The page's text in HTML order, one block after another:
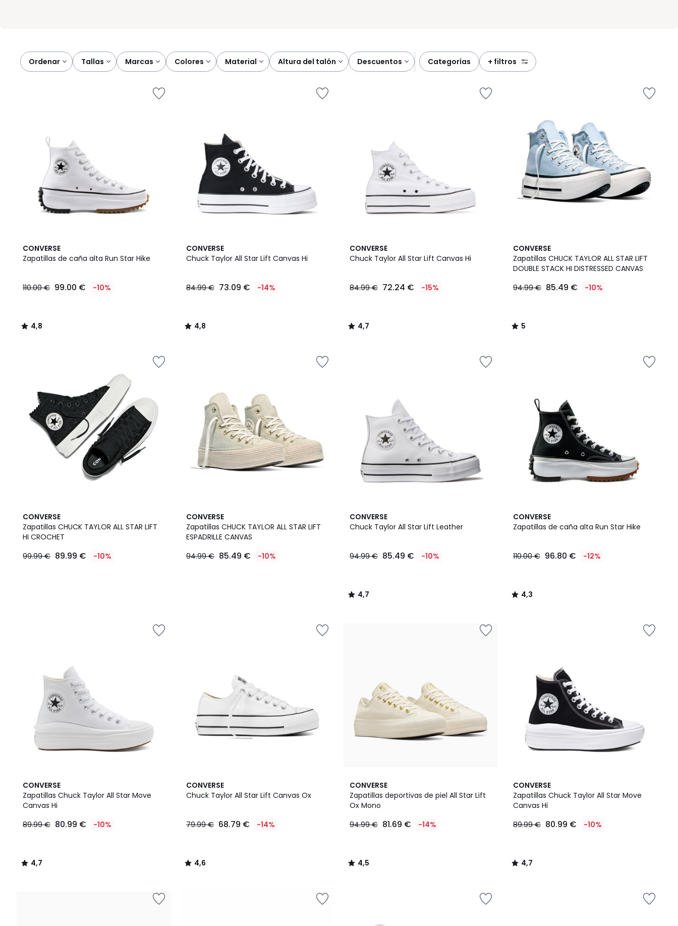
Ordenar tallas marcas colores material altura del talón descuentos categorías + filtros
CONVERSE
Zapatillas de caña alta Run Star Hike
€
110.00
110.00 € 99.00 € -10%
4,8
/ 5
4,8
/
CONVERSE
Chuck Taylor All Star Lift Canvas Hi
84.99 € 73.09 € -14%
4,8
/ 5
4,8
/
CONVERSE
Chuck Taylor All Star Lift Canvas Hi
84.99 € 72.24 € -15%
4,7
/ 5
4,7
/
CONVERSE
Zapatillas CHUCK TAYLOR ALL STAR LIFT
DOUBLE STACK HI DISTRESSED CANVAS
94.99 € 85.49 € -10%
5
/
5
5
/
CONVERSE
Zapatillas CHUCK TAYLOR ALL STAR LIFT
HI CROCHET
99.99 € 89.99 € -10%
CONVERSE
Zapatillas CHUCK TAYLOR ALL STAR LIFT
ESPADRILLE CANVAS
94.99 € 85.49 € -10%
CONVERSE
Chuck Taylor All Star Lift Leather
94.99 € 85.49 € -10%
4,7
/ 5
4,7
/
CONVERSE
Zapatillas de caña alta Run Star Hike
110.00 € 96.80 € -12%
4,3
/ 5
4,3
/
CONVERSE
Zapatillas Chuck Taylor All Star Move
Canvas Hi
89.99 € 80.99 € -10%
4,7
/ 5
4,7
/
CONVERSE
Chuck Taylor All Star Lift Canvas Ox
79.99 € 68.79 € -14%
4,6
/ 5
4,6
/
CONVERSE
Zapatillas deportivas de piel All Star Lift
Ox Mono
94.99 € 81.69 € -14%
4,5
/ 5
4,5
/
CONVERSE
Zapatillas Chuck Taylor All Star Move
Canvas Hi
89.99 € 80.99 € -10%
4,7
/ 5
4,7
/